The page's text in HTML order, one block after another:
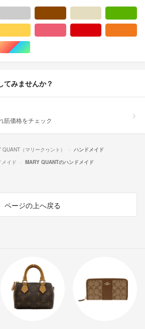
ールド/金色系マルチカラー
てみませんか？
筋価格をチェック
QUANT（マリークヮント）
ハンドメイド
イド MARY QUANTのハンドメイド
ページの上へ戻る